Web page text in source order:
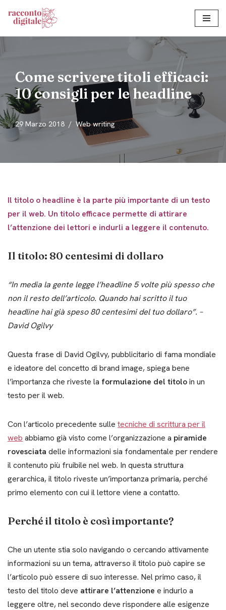
Come scrivere titoli efficaci:
10 consigli per le headline
29 Marzo 2018 Web writing
Il titolo o headline è la parte più importante di un testo
per il web. Un titolo efficace permette di attirare
l’attenzione dei lettori e indurli a leggere il contenuto.
Il titolo: 80 centesimi di dollaro
“In media la gente legge l’headline 5 volte più spesso che
non il resto dell’articolo. Quando hai scritto il tuo
headline hai già speso 80 centesimi del tuo dollaro”. –
David Ogilvy
Questa frase di David Ogilvy, pubblicitario di fama mondiale
e ideatore del concetto di brand image, spiega bene
l’importanza che riveste la formulazione del titoloin un
testo per il web.
Con l’articolo precedente sulle tecniche di scrittura per il
web abbiamo già visto come l’organizzazione a piramide
rovesciata delle informazioni sia fondamentale per rendere
il contenuto più fruibile nel web. In questa struttura
gerarchica, il titolo riveste un’importanza primaria, perché
primo elemento con cui il lettore viene a contatto.
Perché il titolo è così importante?
Che un utente stia solo navigando o cercando attivamente
informazioni su un tema, attraverso il titolo può capire se
l’articolo può essere di suo interesse. Nel primo caso, il
testo del titolo deve attirare l’attenzione e indurlo a
leggere oltre, nel secondo deve rispondere alle esigenze